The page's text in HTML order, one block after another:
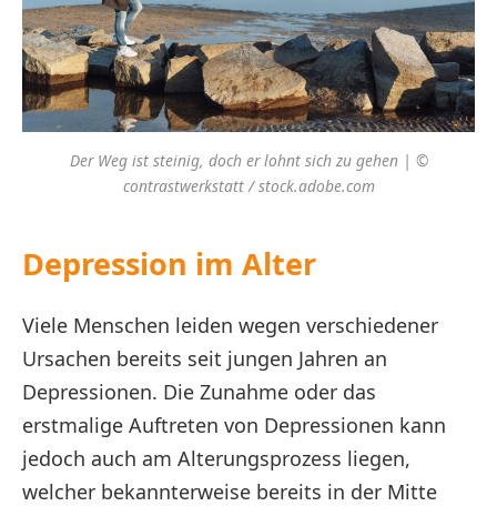
Der Weg ist steinig, doch er lohnt sich zu gehen | ©
contrastwerkstatt / stock.adobe.com
Depression im Alter
Viele Menschen leiden wegen verschiedener
Ursachen bereits seit jungen Jahren an
Depressionen. Die Zunahme oder das
erstmalige Auftreten von Depressionen kann
jedoch auch am Alterungsprozess liegen,
welcher bekannterweise bereits in der Mitte